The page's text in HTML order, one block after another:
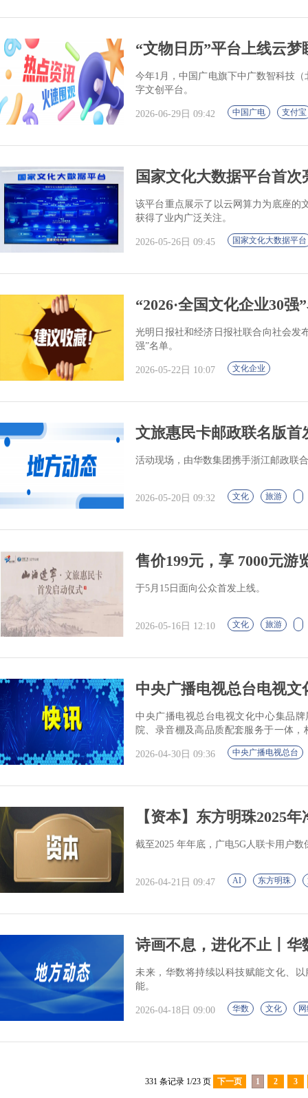
“文物日历”平台上线云梦
今年1月，中国广电旗下中广数智科技
字文创平台。
2026-06-29日 09:42 中国广电 支付宝
国家文化大数据平台首次
该平台重点展示了以云网算力为底座的
获得了业内广泛关注。
2026-05-26日 09:45 国家文化大数据平台
“2026·全国文化企业30
光明日报社和经济日报社联合向社会发
强”名单。
2026-05-22日 10:07 文化企业
文旅惠民卡邮政联名版首
活动现场，由华数集团携手浙江邮政联
2026-05-20日 09:32 文化 旅游
售价199元，享 7000元
于5月15日面向公众首发上线。
2026-05-16日 12:10 文化 旅游
中央广播电视总台电视文
中央广播电视总台电视文化中心集品
院、录音棚及高品质配套服务于一体
套”的全链条融合空间。
2026-04-30日 09:36
中央广播电视总台
【资本】东方明珠2025
截至2025 年年底，广电5G人联卡用户数
2026-04-21日 09:47 AI 东方明珠
诗画不息，进化不止丨
未来，华数将持续以科技赋能文化、
能。
2026-04-18日 09:00 华数 文化
331 条记录 1/23 页 下一页 1 2 3